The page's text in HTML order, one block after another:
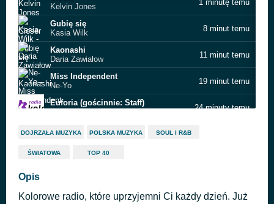
Kelvin Jones
1 minutę temu
Gubię się
Kasia Wilk
8 minut temu
Kaonashi
Daria Zawiałow
11 minut temu
Miss Independent
Ne‐Yo
19 minut temu
Euforia (gościnnie: Staff)
24 minuty temu
Siłacz
It's My Party
Lady Pank
DOJRZAŁA MUZYKA POLSKA MUZYKA SOUL I R&B
ŚWIATOWA TOP 40
Opis
Kolorowe radio, które uprzyjemni Ci każdy dzień. Już